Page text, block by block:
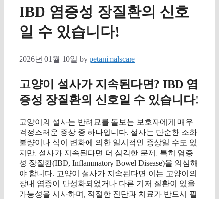
IBD 염증성 장질환의 신호
일 수 있습니다!
2026년 01월 10일 by petanimalscare
고양이 설사가 지속된다면? IBD 염
증성 장질환의 신호일 수 있습니다!
고양이의 설사는 반려묘를 돌보는 보호자에게 매우
걱정스러운 증상 중 하나입니다. 설사는 단순한 소화
불량이나 식이 변화에 의한 일시적인 증상일 수도 있
지만, 설사가 지속된다면 더 심각한 문제, 특히 염증
성 장질환(IBD, Inflammatory Bowel Disease)을 의심해
야 합니다. 고양이 설사가 지속된다면 이는 고양이의
장내 염증이 만성화되었거나 다른 기저 질환이 있을
가능성을 시사하며, 적절한 진단과 치료가 반드시 필